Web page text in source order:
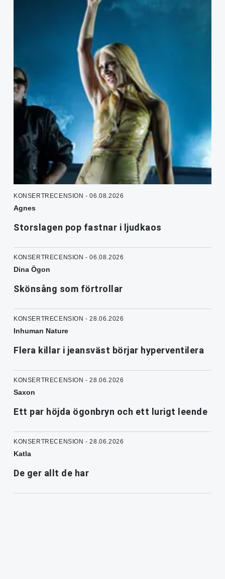
KONSERTRECENSION - 06.08.2026
Agnes
Storslagen pop fastnar i ljudkaos
KONSERTRECENSION - 06.08.2026
Dina Ögon
Skönsång som förtrollar
KONSERTRECENSION - 28.06.2026
Inhuman Nature
Flera killar i jeansväst börjar hyperventilera
KONSERTRECENSION - 28.06.2026
Saxon
Ett par höjda ögonbryn och ett lurigt leende
KONSERTRECENSION - 28.06.2026
Katla
De ger allt de har